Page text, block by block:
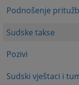
Podnošenje
Sudske takse
Pozivi
Sudski vještaci i